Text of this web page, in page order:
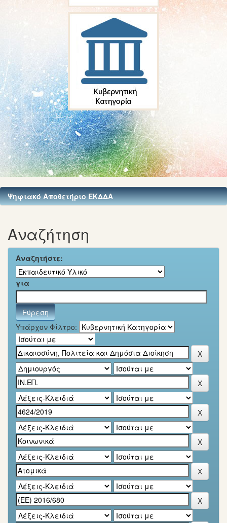
Ψηφιακό Αποθετήριο ΕΚΔΔΑ
Αναζήτηση
Αναζητήστε:
για
Υπάρχον Φίλτρο: